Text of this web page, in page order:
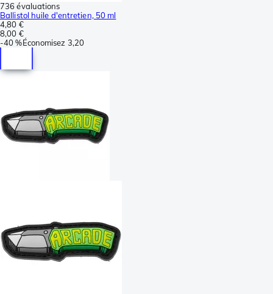
736 évaluations
Ballistol huile d'entretien, 50 ml
4,80 €
8,00 €
-40 %Économisez 3,20